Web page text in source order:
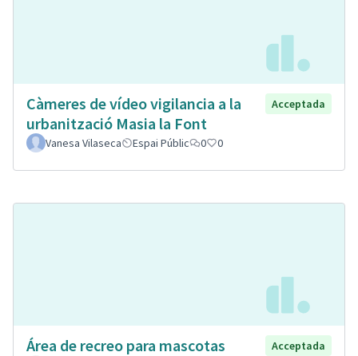
Càmeres de vídeo vigilancia a la
urbanització Masia la Font
Acceptada
Vanesa Vilaseca Espai Públic 0 0
Área de recreo para mascotas
Acceptada